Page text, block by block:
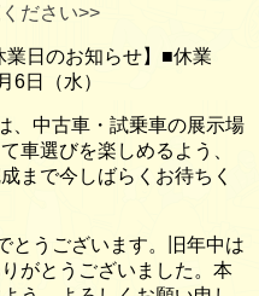
ださい>>
日のお知らせ】■休業
6日（水）
、中古車・試乗車の展示場
車選びを楽しめるよう、
まで今しばらくお待ちく
とうございます。旧年中は
がとうございました。本